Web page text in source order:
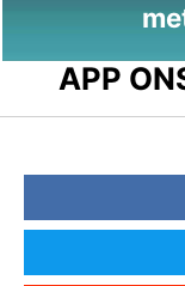
APP